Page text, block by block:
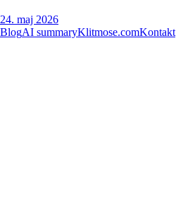
24. maj 2026
BlogAI summaryKlitmose.comKontakt